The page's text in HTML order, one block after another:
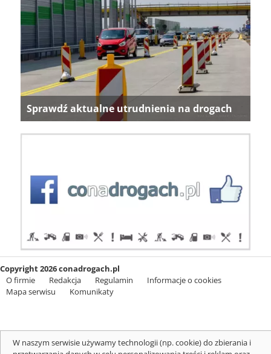
Sprawdź aktualne utrudnienia na drogach
Copyright 2026 conadrogach.pl
O firmie
Redakcja Regulamin
Informacje o cookies
Mapa serwisu
Komunikaty
W naszym serwisie używamy technologii (np. cookie) do zbierania i